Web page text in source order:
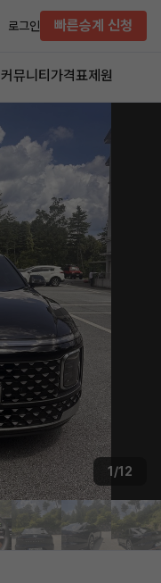
로그인 빠른승계 신청
커뮤니티 가격표제원
1/12